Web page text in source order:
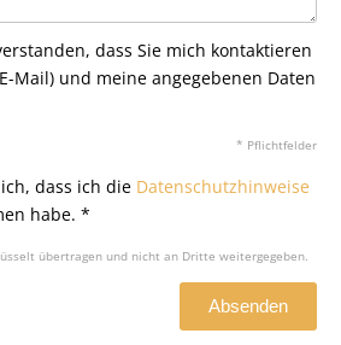
dass Sie mich kontaktieren
Mail) und meine angegebenen Daten
* Pflichtfelder
dass ich die Datenschutzhinweise
habe. *
übertragen und nicht an Dritte weitergegeben.
Absenden